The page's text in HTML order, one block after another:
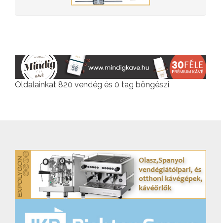
Oldalainkat 820 vendég és 0 tag böngészi